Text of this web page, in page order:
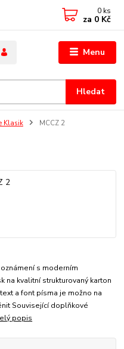
Menu
Hledat
0 ks
za 0 Kč
Klasik MCCZ 2
s moderním
na kvalitní strukturovaný karton
a font písma je možno na
Související doplňkové
popis